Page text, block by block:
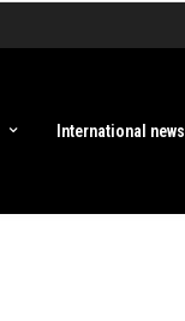
International news